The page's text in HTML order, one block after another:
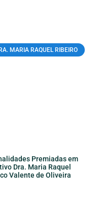
MARIA RAQUEL RIBEIRO
Premiadas em
Dra. Maria Raquel
Valente de Oliveira